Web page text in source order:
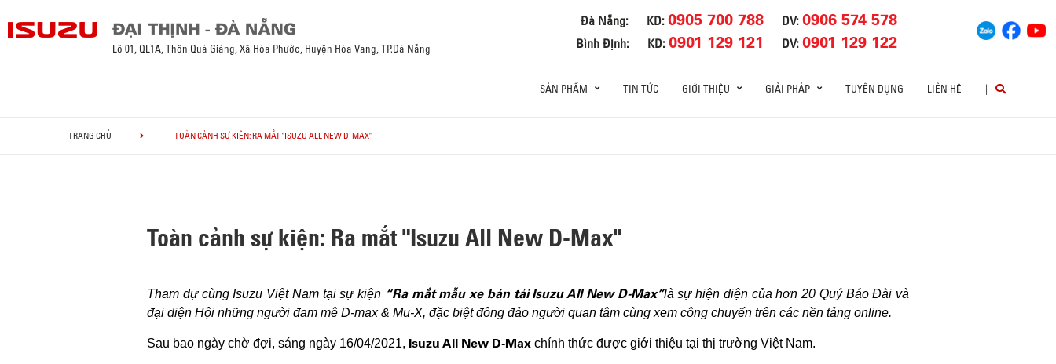
Đà Nẵng: KD:0905 700 788 DV:0906 574 578
Bình Định: KD:0901 129 121 DV:0901 129 122
Lô 01, QL1A, Thôn Quá Giáng, Xã Hòa Phước, Huyện Hòa Vang, TP.Đà Nẵng
SẢN PHẨM TIN TỨC GIỚI THIỆU GIẢI PHÁP TUYỂN DỤNG LIÊN HỆ |
TRANG CHỦ TOÀN CẢNH SỰ KIỆN: RA MẮT "ISUZU ALL NEW D-MAX"
Toàn cảnh sự kiện: Ra mắt "Isuzu All New D-Max"
Tham dự cùng Isuzu Việt Nam tại sự kiện “Ra mắt mẫu xe bán tải Isuzu All New D-Max”là sự hiện diện của hơn 20 Quý Báo Đài và
đại diện Hội những người đam mê D-max & Mu-X, đặc biệt đông đảo người quan tâm cùng xem công chuyến trên các nền tảng online.
Sau bao ngày chờ đợi, sáng ngày 16/04/2021, Isuzu All New D-Max chính thức được giới thiệu tại thị trường Việt Nam.